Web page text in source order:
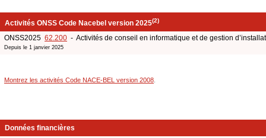
Activités ONSS Code Nacebel version 2025(2)
ONSS2025 62.200 - Activités de conseil en informatique et de gestion
Depuis le 1 janvier 2025
Montrez les activités Code NACE-BEL version 2008
Données financières